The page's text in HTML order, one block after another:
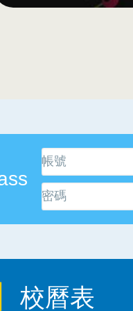
校曆表